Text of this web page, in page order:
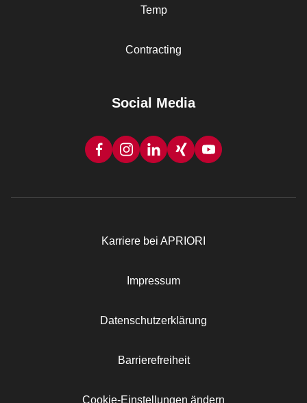
Temp
Contracting
Social Media
Karriere bei APRIORI
Impressum
Datenschutzerklärung
Barrierefreiheit
Cookie-Einstellungen ändern